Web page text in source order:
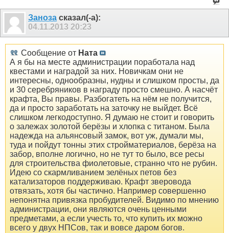
Заноза сказал(-а):
04.11.2013 20:23
Сообщение от Ната
А я бы на месте администрации поработала над
квестами и наградой за них. Новичкам они не
интересны, однообразны, нудны и слишком просты, да
и 30 серебряников в награду просто смешно. А насчёт
крафта, Вы правы. Разбогатеть на нём не получится,
да и просто заработать на заточку не выйдет. Всё
слишком легкодоступно. Я думаю не стоит и говорить
о залежах золотой берёзы и хлопка с титаном. Была
надежда на альянсовый замок, вот уж, думали мы,
туда и пойдут тонны этих стройматериалов, берёза на
забор, вполне логично, но не тут то было, все ресы
для строительства фиолетовые, странно что не рубин.
Идею со скармливанием зелёных петов без
катализаторов поддерживаю. Крафт зверовода
отвязать, хотя бы частично. Например совершенно
непонятна привязка пробудителей. Видимо по мнению
администрации, они являются очень ценными
предметами, а если учесть то, что купить их можно
всего у двух НПСов, так и вовсе даром богов.